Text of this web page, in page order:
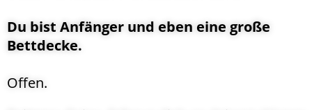
Du bist Anfänger und eben eine große
Bettdecke.
Offen.